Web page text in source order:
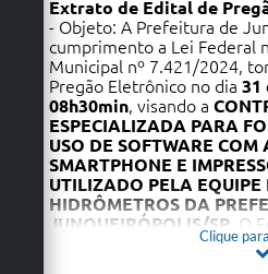
Extrato de Edital de
- Objeto: A Prefeitura de
cumprimento a Lei Federal
Municipal nº 7.421/2024,
Pregão Eletrônico no dia 31
08h30min, visando a
ESPECIALIZADA PARA
USO DE SOFTWARE COM
SMARTPHONE E
UTILIZADO PELA EQUIPE
HIDRÔMETROS DA
JUNQUEIRÓPOLIS/SP . O
na íntegra, no endereço
Clique